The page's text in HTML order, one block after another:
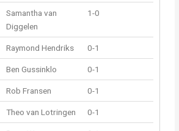
Samantha van
Diggelen
1-0
Raymond Hendriks 0-1
Ben Gussinklo 0-1
Rob Fransen 0-1
Theo van Lotringen 0-1